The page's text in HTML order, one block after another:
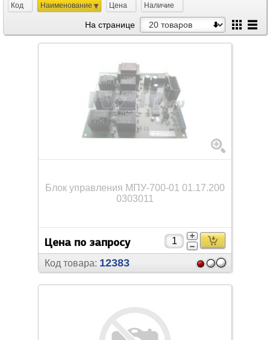
Код Наименование Цена Наличие
На странице
Блок управления МПУ-700-01 01.17.200
0303011
Цена по запросу
Код товара: 12383